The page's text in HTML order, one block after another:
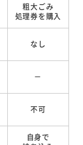
粗大ごみ
処理券を購入
なし
－
不可
自身で